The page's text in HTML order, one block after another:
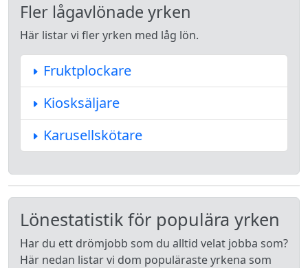
Fler lågavlönade yrken
Här listar vi fler yrken med låg lön.
Fruktplockare
Kiosksäljare
Karusellskötare
Lönestatistik för populära yrken
Har du ett drömjobb som du alltid velat jobba som?
Här nedan listar vi dom populäraste yrkena som